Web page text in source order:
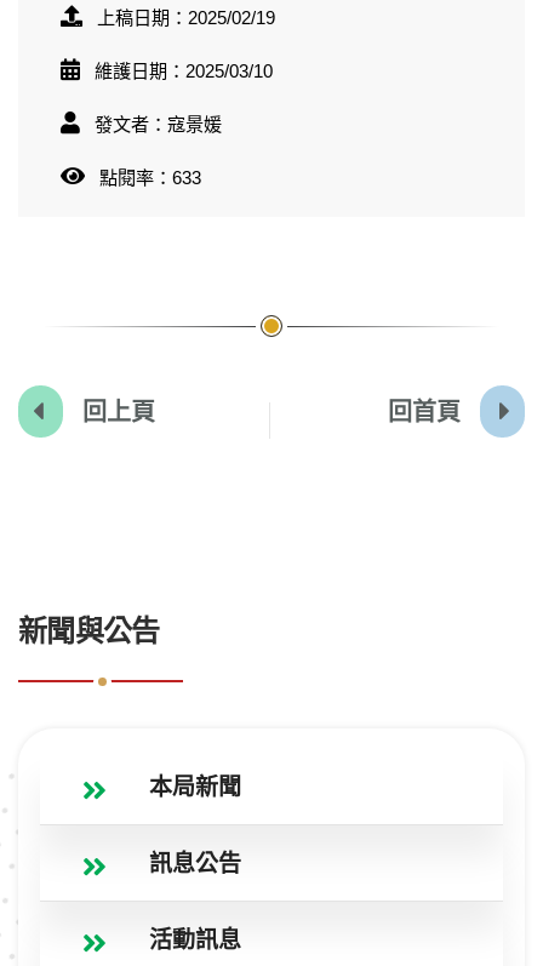
新聞與公告
本局新聞
訊息公告
活動訊息
上稿日期：2025/02/19
維護日期：2025/03/10
發文者：寇景媛
點閱率：633
回上頁 回首頁